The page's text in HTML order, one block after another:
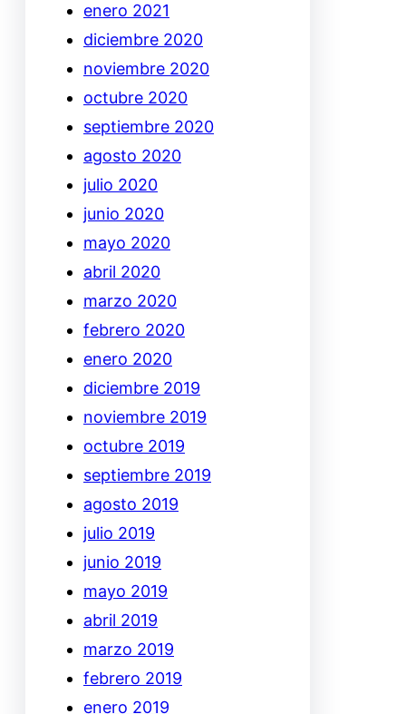
enero 2021
diciembre 2020
noviembre 2020
octubre 2020
septiembre 2020
agosto 2020
julio 2020
junio 2020
mayo 2020
abril 2020
marzo 2020
febrero 2020
enero 2020
diciembre 2019
noviembre 2019
octubre 2019
septiembre 2019
agosto 2019
julio 2019
junio 2019
mayo 2019
abril 2019
marzo 2019
febrero 2019
enero 2019